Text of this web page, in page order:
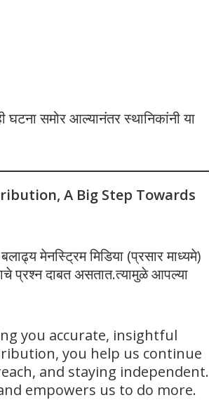
समोर आल्यानंतर स्थानिकांनी या
A Big Step Towards
मेनस्ट्रिम मिडिया (प्रसार माध्यमे)
प्रश्न दाबत असतात.त्यामुळे आपल्या
you accurate, insightful
you help us continue
and staying independent.
empowers us to do more.